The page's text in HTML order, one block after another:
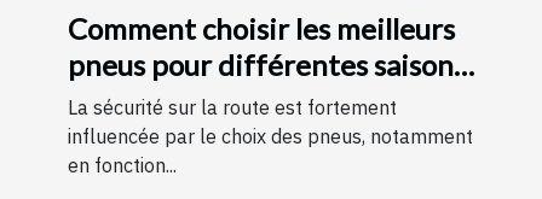
Comment choisir les meilleurs
pneus pour différentes saisons
?
La sécurité sur la route est fortement
influencée par le choix des pneus, notamment
en fonction...